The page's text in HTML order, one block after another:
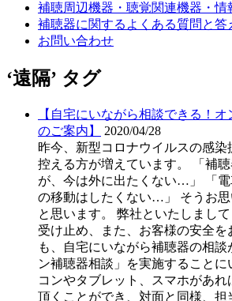
補聴周辺機器・聴覚関連機器・情
補聴器に関するよくある質問と答
お問い合わせ
‘遠隔’ タグ
【自宅にいながら相談できる！
のご案内】
2020/04/28
昨今、新型コロナウイルスの感染
控える方が増えています。 「補
が、今は外に出たくない…」 「
の移動はしたくない…」 そうお
と思います。 弊社といたしまし
受け止め、また、お客様の安全を
も、自宅にいながら補聴器の相談
ン補聴器相談」を実施することに
コンやタブレット、スマホがあ
頂くことができ、対面と同様、担